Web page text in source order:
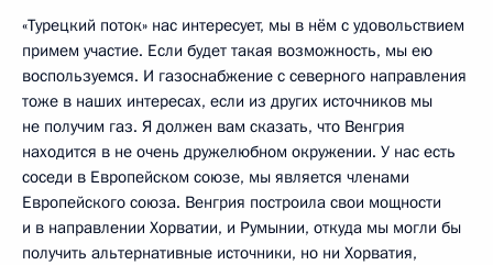
«Турецкий поток» нас интересует, мы в нём с удовольствием
примем участие. Если будет такая возможность, мы ею
воспользуемся. И газоснабжение с северного направления
тоже в наших интересах, если из других источников мы
не получим газ. Я должен вам сказать, что Венгрия
находится в не очень дружелюбном окружении. У нас есть
соседи в Европейском союзе, мы является членами
Европейского союза. Венгрия построила свои мощности
и в направлении Хорватии, и Румынии, откуда мы могли бы
получить альтернативные источники, но ни Хорватия,